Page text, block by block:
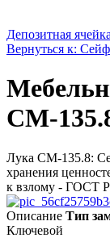
Депозитная
Вернуться к:
СМ-
Лука СМ-135.8:
хранения
к взлому - ГОСТ Р
Описание Тип
Ключевой